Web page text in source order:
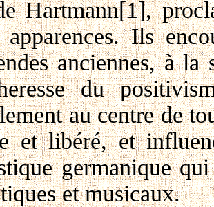
Hartmann[1],
apparences. Ils
anciennes, à
du
au centre de
et libéré, et
germanique
et musicaux.